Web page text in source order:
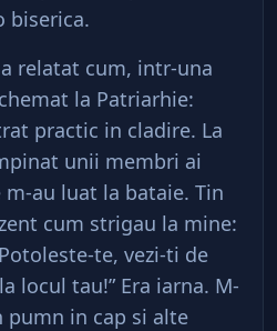
biserica.
relatat cum, intr-una
la Patriarhie:
practic in cladire. La
unii membri ai
m-au luat la bataie. Tin
cum strigau la mine:
te, vezi-ti de
locul tau!” Era iarna. M-
pumn in cap si alte